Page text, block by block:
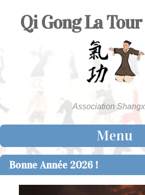
Qi Gong La
Association
Menu
Skip to content
Bonne Année 2026 !